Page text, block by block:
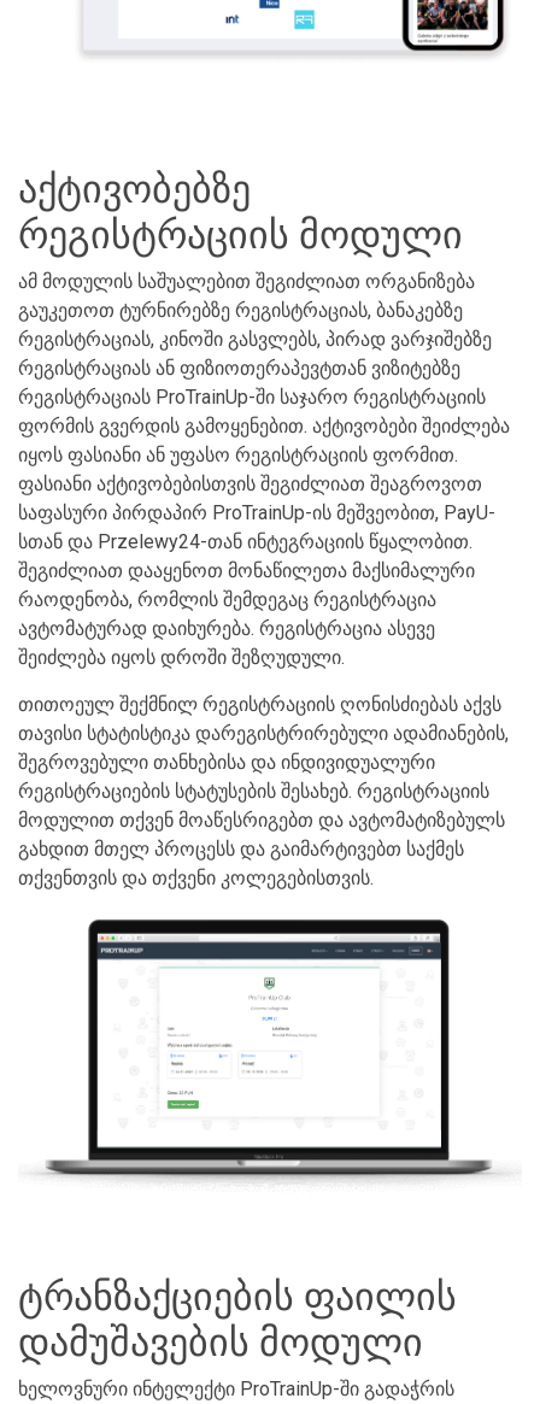
აქტივობებზე
რეგისტრაციის მოდული
ამ მოდულის საშუალებით შეგიძლიათ ორგანიზება
გაუკეთოთ ტურნირებზე რეგისტრაციას, ბანაკებზე
რეგისტრაციას, კინოში გასვლებს, პირად ვარჯიშებზე
რეგისტრაციას ან ფიზიოთერაპევტთან ვიზიტებზე
რეგისტრაციას ProTrainUp-ში საჯარო რეგისტრაციის
ფორმის გვერდის გამოყენებით. აქტივობები შეიძლება
იყოს ფასიანი ან უფასო რეგისტრაციის ფორმით.
ფასიანი აქტივობებისთვის შეგიძლიათ შეაგროვოთ
საფასური პირდაპირ ProTrainUp-ის მეშვეობით, PayU-
სთან და Przelewy24-თან ინტეგრაციის წყალობით.
შეგიძლიათ დააყენოთ მონაწილეთა მაქსიმალური
რაოდენობა, რომლის შემდეგაც რეგისტრაცია
ავტომატურად დაიხურება. რეგისტრაცია ასევე
შეიძლება იყოს დროში შეზღუდული.
თითოეულ შექმნილ რეგისტრაციის ღონისძიებას აქვს
თავისი სტატისტიკა დარეგისტრირებული ადამიანების,
შეგროვებული თანხებისა და ინდივიდუალური
რეგისტრაციების სტატუსების შესახებ. რეგისტრაციის
მოდულით თქვენ მოაწესრიგებთ და ავტომატიზებულს
გახდით მთელ პროცესს და გაიმარტივებთ საქმეს
თქვენთვის და თქვენი კოლეგებისთვის.
ტრანზაქციების ფაილის
დამუშავების მოდული
ხელოვნური ინტელექტი ProTrainUp-ში გადაჭრის